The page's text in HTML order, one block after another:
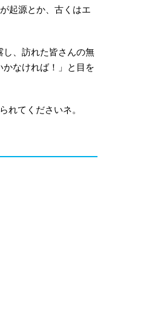
起源とか、古くはエ
し、訪れた皆さんの無
なければ！」と目を
れてくださいネ。